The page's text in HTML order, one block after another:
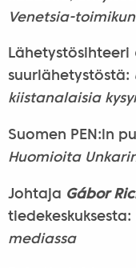
Venetsia-
Lähetystösihteeri
suurlähetystöstä:
kiistanalaisia
Suomen PEN:in
Huomioita
Johtaja Gábor
tiedekeskuksesta:
mediassa